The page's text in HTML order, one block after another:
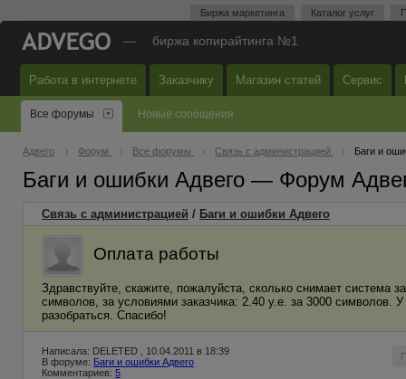
Биржа маркетинга Каталог услуг
— биржа копирайтинга №1
Работа в интернете Заказчику Магазин статей Сервис
Все форумы Новые сообщения
Адвего Форум Все форумы Связь с администрацией Баги и
Баги и ошибки Адвего — Форум
Связь с администрацией / Баги и ошибки Адвего
Оплата работы
Здравствуйте, скажите, пожалуйста, сколько снимает система
символов, за условиями заказчика: 2.40 у.е. за 3000 символов.
разобраться. Спасибо!
Написала: DELETED , 10.04.2011 в 18:39
В форуме: Баги и ошибки Адвего
Комментариев: 5